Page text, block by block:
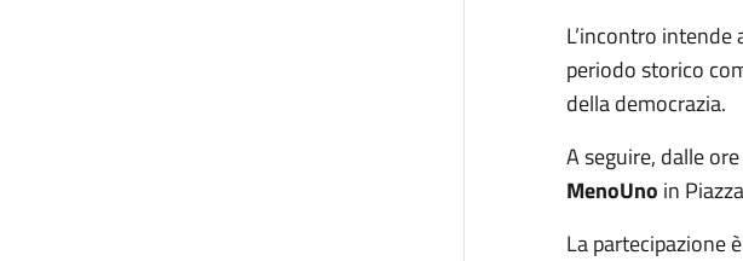
L’incontro
periodo storico
della democrazia.
A seguire, dalle
MenoUno in
La partecipazione